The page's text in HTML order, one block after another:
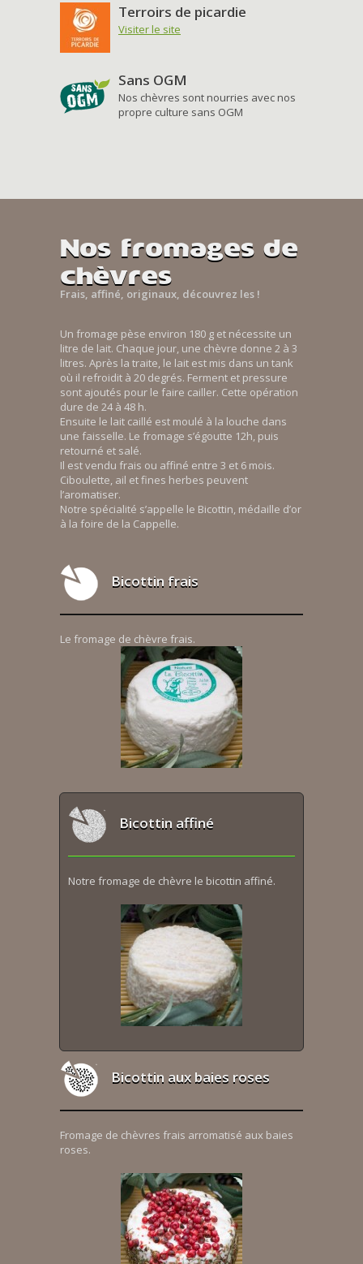
Terroirs de picardie
Visiter le site
Sans OGM
Nos chèvres sont nourries avec nos
propre culture sans OGM
Nos fromages de
chèvres
Frais, affiné, originaux, découvrez les !
Un fromage pèse environ 180 g et nécessite un
litre de lait. Chaque jour, une chèvre donne 2 à 3
litres. Après la traite, le lait est mis dans un tank
où il refroidit à 20 degrés. Ferment et pressure
sont ajoutés pour le faire cailler. Cette opération
dure de 24 à 48 h.
Ensuite le lait caillé est moulé à la louche dans
une faisselle. Le fromage s’égoutte 12h, puis
retourné et salé.
Il est vendu frais ou affiné entre 3 et 6 mois.
Ciboulette, ail et fines herbes peuvent
l’aromatiser.
Notre spécialité s’appelle le Bicottin, médaille d’or
à la foire de la Cappelle.
Bicottin frais
Le fromage de chèvre frais.
Bicottin affiné
Notre fromage de chèvre le bicottin affiné.
Bicottin aux baies roses
Fromage de chèvres frais arromatisé aux baies
roses.